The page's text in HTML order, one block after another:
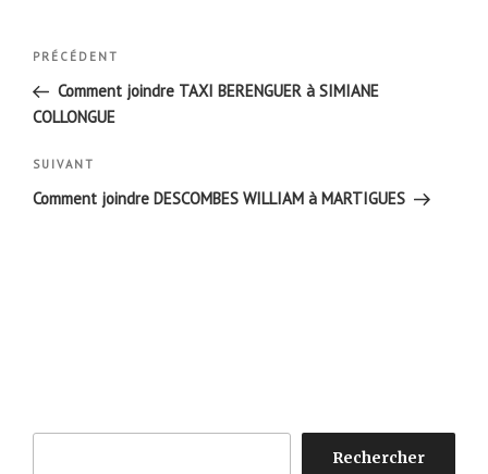
Navigation
l’article
Article
précédent
PRÉCÉDENT
Comment joindre TAXI BERENGUER à SIMIANE
COLLONGUE
Article
suivant
SUIVANT
Comment joindre DESCOMBES WILLIAM à MARTIGUES
Rechercher